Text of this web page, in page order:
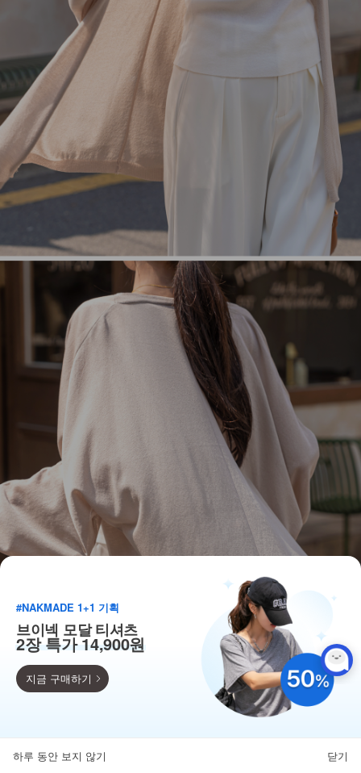
득템찬스
#NAKMADE 1+1 기획
브이넥 모달 티셔츠
2장 특가 14,900원
지금 구매하기
하루 동안 보지 않기 닫기
뒤로가기 카테고리 마이페이지